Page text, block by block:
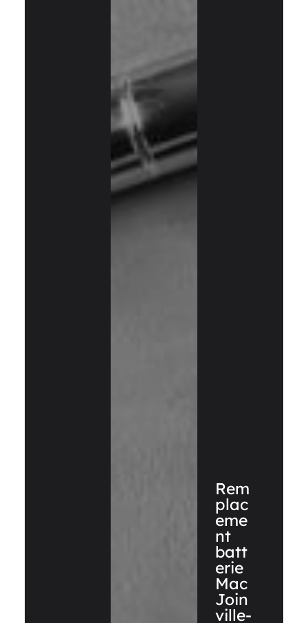
Rem
plac
eme
nt
batt
erie
Mac
Join
ville-